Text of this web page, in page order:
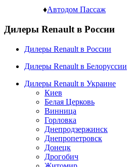
♦Автодом Пассаж
Дилеры Renault в России
Дилеры Renault в России
Дилеры Renault в Белоруссии
Дилеры Renault в Украине
Киев
Белая Церковь
Винница
Горловка
Днепродзержинск
Днепропетровск
Донецк
Дрогобич